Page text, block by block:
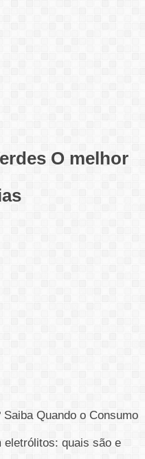
O melhor
Quando o Consumo
eletrólitos: quais são e